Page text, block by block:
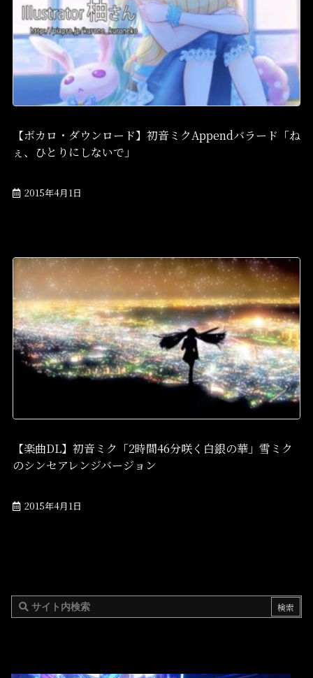
【ボカロ・ダウンロード】初音ミクAppendバラード「ね
ぇ、ひとりにしないで」
2015年4月1日
【楽曲DL】初音ミク「2時間46分咲く白銀の華」雪ミク
のシンセアレンジバージョン
2015年4月1日